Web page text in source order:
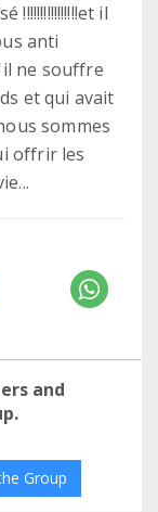
il
anti
ne souffre
et qui avait
sommes
offrir les
and
Group